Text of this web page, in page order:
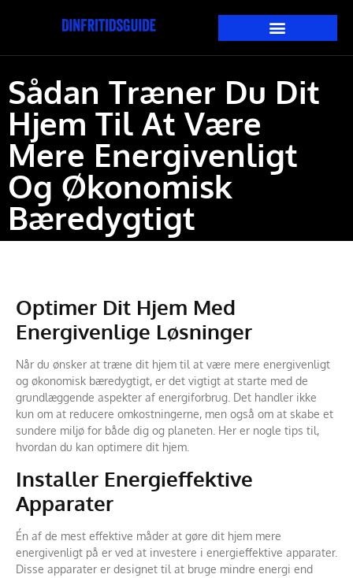
Sådan Træner Du Dit
Hjem Til At Være
Mere Energivenligt
Og Økonomisk
Bæredygtigt
Optimer Dit Hjem Med
Energivenlige Løsninger
Når du ønsker at træne dit hjem til at være mere energivenligt
og økonomisk bæredygtigt, er det vigtigt at starte med de
grundlæggende aspekter af energiforbrug. Det handler ikke
kun om at reducere omkostningerne, men også om at skabe et
sundere miljø for både dig og planeten. Her er nogle tips til,
hvordan du kan optimere dit hjem.
Installer Energieffektive
Apparater
Én af de mest effektive måder at gøre dit hjem mere
energivenligt på er ved at investere i energieffektive apparater.
Disse apparater er designet til at bruge mindre energi end